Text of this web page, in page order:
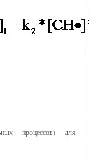
процессов) для